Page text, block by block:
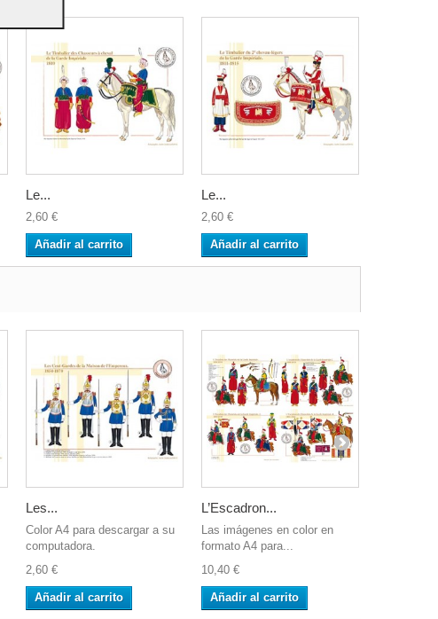
Le...
2,60 €
Añadir al carrito
Le...
2,60 €
Añadir al carrito
Les...
Color A4 para descargar a su
computadora.
2,60 €
Añadir al carrito
L’Escadron...
Las imágenes en color en
formato A4 para...
10,40 €
Añadir al carrito